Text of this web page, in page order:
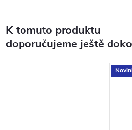
K tomuto produktu
doporučujeme ještě